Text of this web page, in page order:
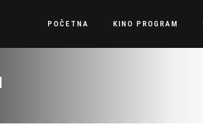
POČETNA KINO PROGRAM